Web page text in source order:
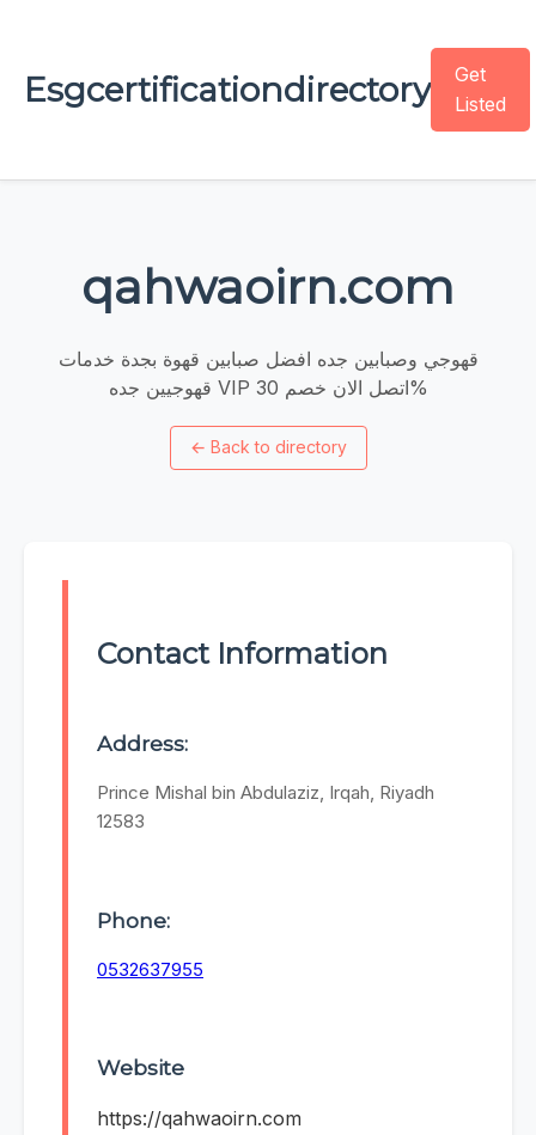
Esgcertificationdirectory
Get
Listed
qahwaoirn.com
قهوجي وصبابين جده افضل صبابين قهوة بجدة خدمات
قهوجيين جده VIP اتصل الان خصم 30%
← Back to directory
Contact Information
Address:
Prince Mishal bin Abdulaziz, Irqah, Riyadh
12583
Phone:
0532637955
Website
https://qahwaoirn.com